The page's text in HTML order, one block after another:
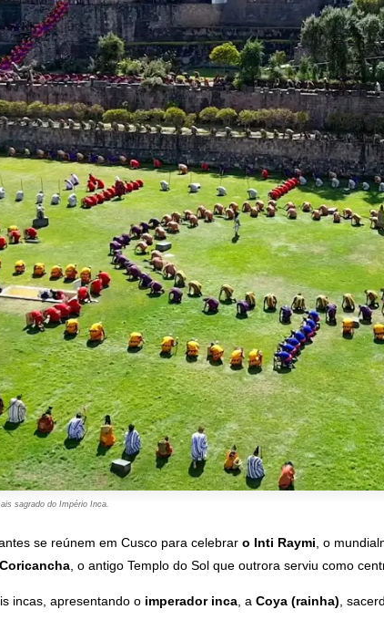
sagrado do Império Inca.
se reúnem em Cusco para celebrar o Inti Raymi , o
, o antigo Templo do Sol que outrora serviu como
incas, apresentando o imperador inca , a Coya (rainha) ,